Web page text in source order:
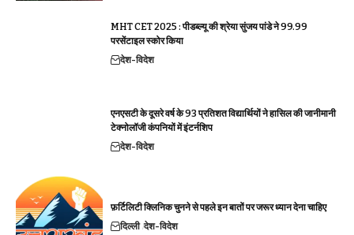
MHT CET 2025 : पीडब्ल्यू की श्रेया सुंजय पांडे ने 99.99
परसेंटाइल स्कोर किया
देश-विदेश
एनएसटी के दूसरे वर्ष के 93 प्रतिशत विद्यार्थियों ने हासिल की जानीमानी
टेक्नोलॉजी कंपनियों में इंटर्नशिप
देश-विदेश
फ़र्टिलिटी क्लिनिक चुनने से पहले इन बातों पर जरूर ध्यान देना चाहिए
दिल्ली देश-विदेश